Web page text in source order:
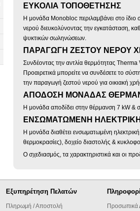
ΕΥΚΟΛΙΑ ΤΟΠΟΘΕΤΗΣΗΣ
Η μονάδα Monobloc περιλαμβάνει στο
νερού διευκολύνοντας την εγκατάσταση,
ψυκτικών σωληνώσεων.
ΠΑΡΑΓΩΓΗ ΖΕΣΤΟΥ ΝΕΡΟΥ
Συνδέοντας την αντλία θερμότητας Therma
Προαιρετικά μπορείτε να συνδέσετε το
την παραγωγή ζεστού νερού για οικιακή
ΑΠΟΔΟΣΗ MONΑΔΑΣ
Η μονάδα αποδίδει στην θέρμανση 7 kW &
ΕΝΣΩΜΑΤΩΜΕΝΗ ΗΛΕΚΤΡΙΚΗ
Η μονάδα διαθέτει ενσωματωμένη
θερμοκρασίες), δοχείο διαστολής &
Ο σχεδιασμός, τα χαρακτηριστικά και οι
Εξυπηρέτηση Πελατών
Πληρωμή / Αποστολή Προσωπικά